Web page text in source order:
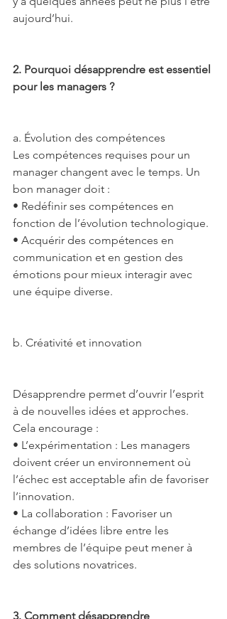
aujourd’hui.
2. Pourquoi désapprendre est essentiel
pour les managers ?
a. Évolution des compétences
Les compétences requises pour un
manager changent avec le temps. Un
bon manager doit :
• Redéfinir ses compétences en
fonction de l’évolution technologique.
• Acquérir des compétences en
communication et en gestion des
émotions pour mieux interagir avec
une équipe diverse.
b. Créativité et innovation
Désapprendre permet d’ouvrir l’esprit
à de nouvelles idées et approches.
Cela encourage :
• L’expérimentation : Les managers
doivent créer un environnement où
l’échec est acceptable afin de favoriser
l’innovation.
• La collaboration : Favoriser un
échange d’idées libre entre les
membres de l’équipe peut mener à
des solutions novatrices.
3. Comment désapprendre